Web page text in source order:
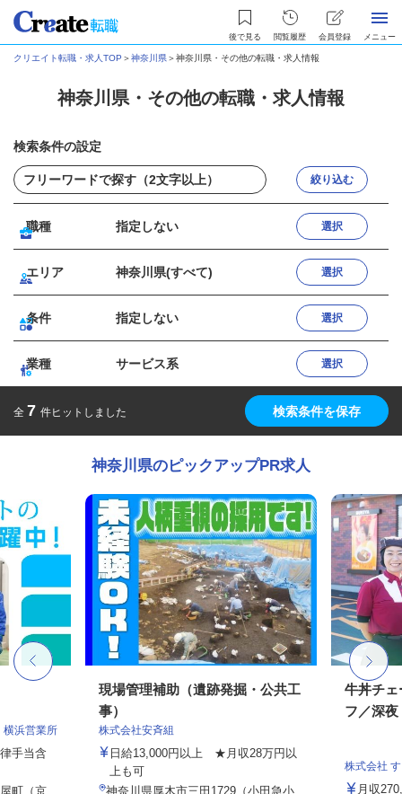
後で見る 閲覧履歴 会員登録 メニュー
クリエイト転職・求人TOP ＞神奈川県＞神奈川県・その他の転職・求人情報
神奈川県・その他の転職・求人情報
検索条件の設定
絞り込む
職種 指定しない 選択
エリア 神奈川県(すべて) 選択
条件 指定しない 選択
業種 サービス系 選択
全 7 件ヒットしました 検索条件を保存
神奈川県のピックアップPR求人
浜営業所
手当含
町（京
現場管理補助（遺跡発掘・公共工
事）
株式会社安斉組
日給13,000円以上 ★月収28万円以
上も可
神奈川県厚木市三田1729（小田急小
牛丼チェ
フ／深夜
株式会社
月収